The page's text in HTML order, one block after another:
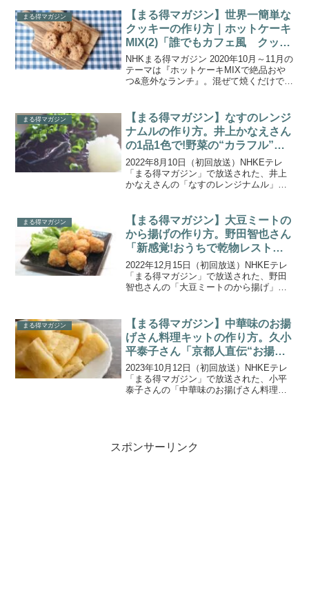
で紹介する、堤人美さんの「今年こそヘ
ルシー!とうふ七...
まる得マガジン
【まる得マガジン】世界一簡単な
クッキーの作り方｜ホットケーキ
MIX(2)「誰でもカフェ風 クッキ
ー・スコーン」
NHKまる得マガジン 2020年10月～11月の
テーマは『ホットケーキMIXで絶品おや
つ&意外なランチ』。混ぜて焼くだけで
おかずパンなどのランチメニューレシピ
を紹介。...
まる得マガジン
【まる得マガジン】なすのレンジ
ナムルの作り方。井上かなえさん
の1品1色で!野菜の“カラフル”つ
くりおき
2022年8月10日（初回放送）NHKEテレ
「まる得マガジン」で放送された、井上
かなえさんの「なすのレンジナムル」の
にわたって紹介する『1品1色で!野菜の“カ
ラフル...
まる得マガジン
【まる得マガジン】大豆ミートの
から揚げの作り方。野田智也さん
「新感覚!おうちで乾物レストラ
ン」。
2022年12月15日（初回放送）NHKEテレ
「まる得マガジン」で放送された、野田
智也さんの「大豆ミートのから揚げ」の
品店店主の野田智也さんが、災害時の備
蓄食材としても...
まる得マガジン
【まる得マガジン】中華味のお揚
げさん料理キットの作り方。久小
平泰子さん「京都人直伝“お揚げ
さん”の底力！」。
2023年10月12日（初回放送）NHKEテレ
「まる得マガジン」で放送された、小平
泰子さんの「中華味のお揚げさん料理キ
スポンサーリンク